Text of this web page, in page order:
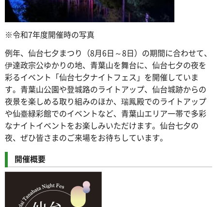
※令和7年度開催時の写真
例年、仙台七夕まつり（8月6日～8日）の期間に合わせて、
伊達政宗公ゆかりの地、青葉山を舞台に、仙台七夕の夜を
彩るイベント「仙台七夕ナイトフェス」を開催していま
す。青葉山公園や登城路のライトアップ、仙台城跡からの
夜景を楽しめる取り組みのほか、瑞鳳殿でのライトアップ
や仙臺緑彩館でのイベントなど、青葉山エリア一帯で多彩
なナイトイベントをお楽しみいただけます。仙台七夕の
夜、ぜひ皆さまのご来場をお待ちしています。
開催概要